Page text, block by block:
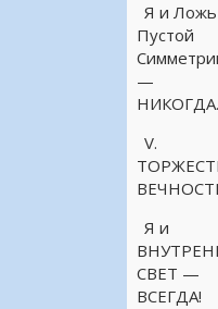
Я и Ложь
Пустой
—
НИКОГДА.
V.
Я и
СВЕТ —
ВСЕГДА!